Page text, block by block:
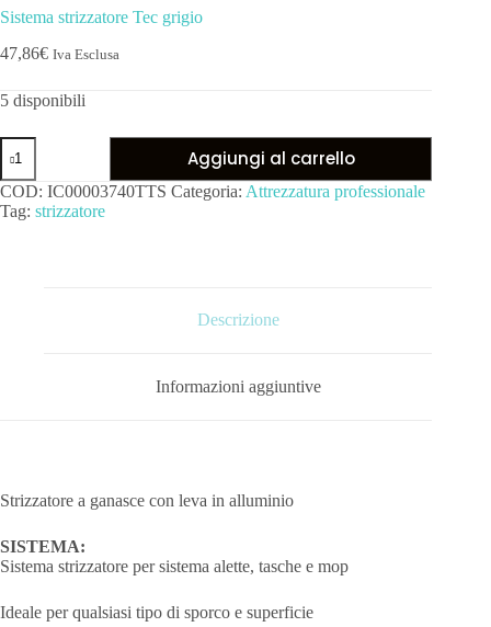
Sistema strizzatore Tec grigio
47,86€ Iva Esclusa
5 disponibili
Aggiungi al carrello
COD: IC00003740TTS Categoria: Attrezzatura professionale
Tag: strizzatore
Descrizione
Informazioni aggiuntive
Strizzatore a ganasce con leva in alluminio
SISTEMA:
Sistema strizzatore per sistema alette, tasche e mop
Ideale per qualsiasi tipo di sporco e superficie